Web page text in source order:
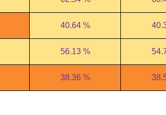
40.64 %
56.13 %
38.36 %